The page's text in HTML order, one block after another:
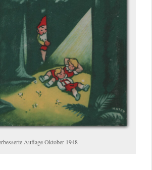
Auflage Oktober 1948